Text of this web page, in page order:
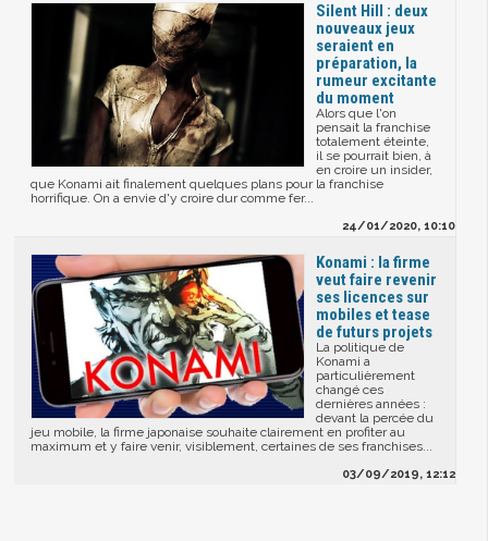
Silent Hill : deux
nouveaux jeux
seraient en
préparation, la
rumeur excitante
du moment
Alors que l'on
pensait la franchise
totalement éteinte,
il se pourrait bien, à
en croire un insider,
que Konami ait finalement quelques plans pour la franchise
horrifique. On a envie d'y croire dur comme fer...
24/01/2020, 10:10
Konami : la firme
veut faire revenir
ses licences sur
mobiles et tease
de futurs projets
La politique de
Konami a
particulièrement
changé ces
dernières années :
devant la percée du
jeu mobile, la firme japonaise souhaite clairement en profiter au
maximum et y faire venir, visiblement, certaines de ses franchises...
03/09/2019, 12:12